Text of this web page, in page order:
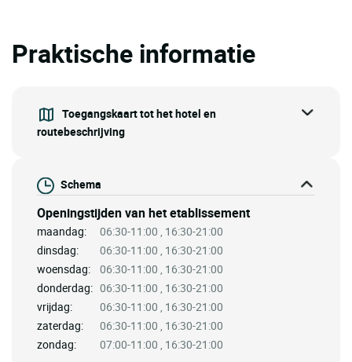
Praktische informatie
Toegangskaart tot het hotel en
routebeschrijving
Schema
Openingstijden van het etablissement
maandag:
06:30-11:00 , 16:30-21:00
dinsdag:
06:30-11:00 , 16:30-21:00
woensdag:
06:30-11:00 , 16:30-21:00
donderdag: 06:30-11:00 , 16:30-21:00
vrijdag:
06:30-11:00 , 16:30-21:00
zaterdag:
06:30-11:00 , 16:30-21:00
zondag:
07:00-11:00 , 16:30-21:00